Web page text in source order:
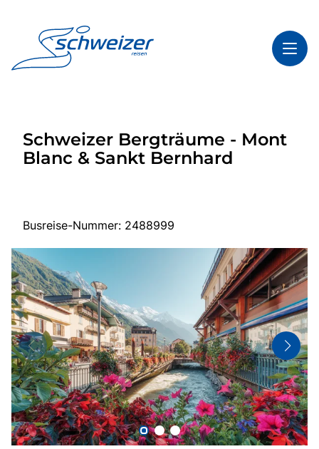
Highlights
Start
Mehrtagesreisen
Tagesfahrten
Bus anmieten
Kataloge
Kontakt
Schweizer Bergträume - Mont
Blanc & Sankt Bernhard
Busreise-Nummer: 2488999